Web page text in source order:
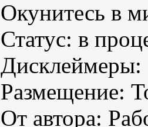
Окунитесь в
Статус: в
Дисклеймеры:
Размещение:
От автора: